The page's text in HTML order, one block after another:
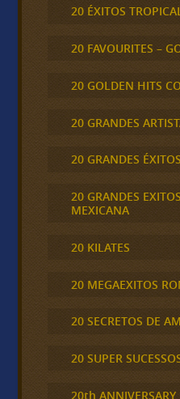
20 ÉXITOS
20 FAVOURITES –
20 GOLDEN HITS
20 GRANDES
20 GRANDES ÉXITOS
20 GRANDES
MEXICANA
20 KILATES
20 MEGAEXITOS
20 SECRETOS DE
20 SUPER
20th ANNIVERSARY